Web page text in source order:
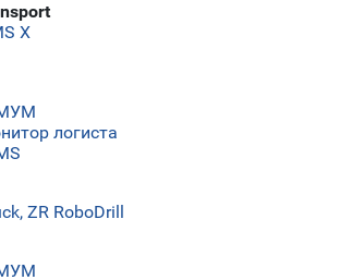
X
логиста
ZR RoboDrill